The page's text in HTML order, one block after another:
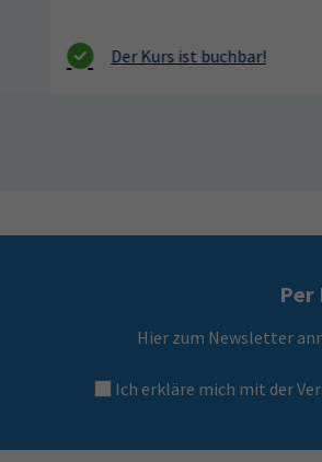
Per
Hier zum Newsletter
Ich erkläre mich mit der